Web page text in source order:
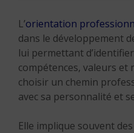
L’orientation
dans le développement
lui permettant
compétences, valeurs
choisir un chemin
avec sa personnalité et
Elle implique souvent